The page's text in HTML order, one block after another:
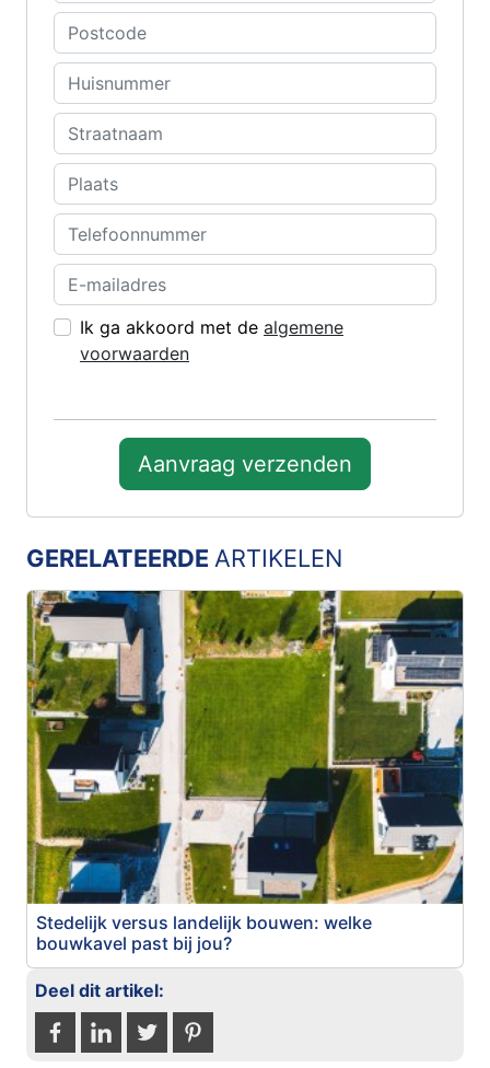
Ik ga akkoord met de algemene
voorwaarden
Aanvraag verzenden
GERELATEERDE ARTIKELEN
Stedelijk versus landelijk bouwen: welke
bouwkavel past bij jou?
Deel dit artikel: